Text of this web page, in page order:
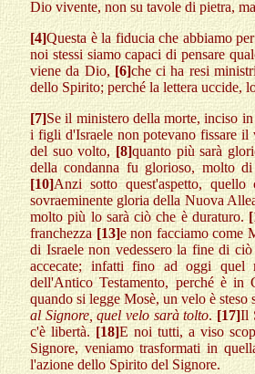
Dio vivente, non su tavole di pietra,
[4]Questa è la fiducia che abbiamo
noi stessi siamo capaci di pensare
viene da Dio, [6]che ci ha resi
dello Spirito; perché la lettera uccide,
[7]Se il ministero della morte, inciso
i figli d'Israele non potevano fissare
del suo volto, [8]quanto più sarà
della condanna fu glorioso, molto
[10]Anzi sotto quest'aspetto,
sovraeminente gloria della Nuova
molto più lo sarà ciò che è duraturo.
franchezza [13]e non facciamo come
di Israele non vedessero la fine di
accecate; infatti fino ad oggi quel
dell'Antico Testamento, perché è
quando si legge Mosè, un velo è
al Signore, quel velo sarà tolto.[17]Il
c'è libertà. [18]E noi tutti, a viso
Signore, veniamo trasformati in
l'azione dello Spirito del Signore.